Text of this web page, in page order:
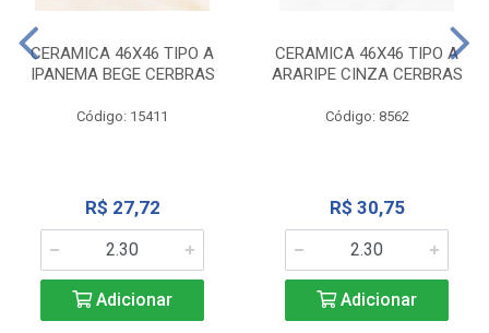
CERAMICA 46X46 TIPO A
IPANEMA BEGE CERBRAS
Código: 15411
R$ 27,72
Adicionar
CERAMICA 46X46 TIPO A
ARARIPE CINZA CERBRAS
Código: 8562
R$ 30,75
Adicionar